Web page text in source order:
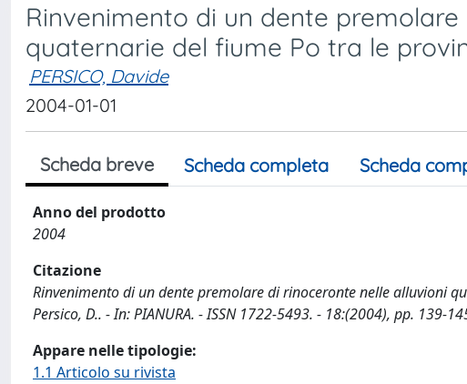
Rinvenimento di un dente
quaternarie del fiume Po tra le
PERSICO, Davide
2004-01-01
Scheda breve Scheda completa Scheda
Anno del prodotto
2004
Citazione
Rinvenimento di un dente premolare di rinoceronte nelle alluvioni
Persico, D.. - In: PIANURA. - ISSN 1722-5493. - 18:(2004), pp. 139-
Appare nelle tipologie:
1.1 Articolo su rivista